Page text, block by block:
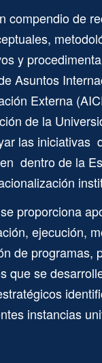
difíciles entre opciones
profundas transformaciones.
estratégicamente sus acciones
compendio de
y
Asuntos
Externa
de la
las iniciativas
dentro de la
proporciona
ejecución,
de programas,
que se
instancias